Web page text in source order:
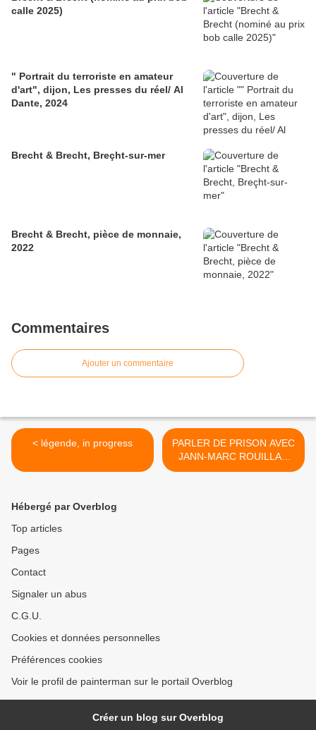
calle 2025)
" Portrait du terroriste en amateur
d'art", dijon, Les presses du réel/ Al
Dante, 2024
Brecht & Brecht, Breçht-sur-mer
Brecht & Brecht, pièce de monnaie,
2022
Commentaires
Ajouter un commentaire
< légende, in progress
PARLER DE PRISON AVEC
JANN-MARC ROUILLAN
(C'EST DEJA PEINDRE) >
Hébergé par Overblog
Top articles
Pages
Contact
Signaler un abus
C.G.U.
Cookies et données personnelles
Préférences cookies
Voir le profil de painterman sur le portail Overblog
Créer un blog sur Overblog